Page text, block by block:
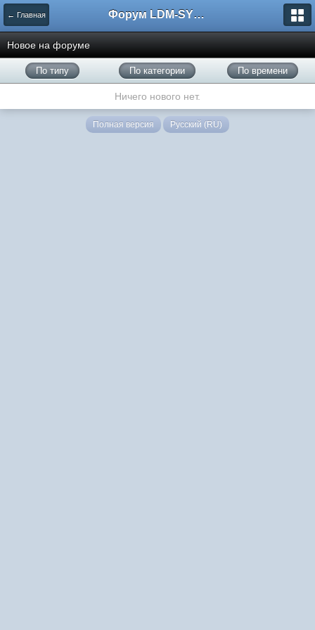
← Главная Форум LDM-SYSTEMS
Новое на форуме
По типу По категории По времени
Ничего нового нет.
Полная версия Русский (RU)